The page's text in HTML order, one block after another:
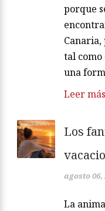
porque
tal como
una
Leer más
Los
agosto 06,
La